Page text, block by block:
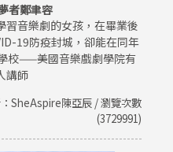
者鄭聿容
習音樂劇的女孩，在畢業後
19防疫封城，卻能在同年
校——美國音樂戲劇學院有
講師
SheAspire陳亞辰 / 瀏覽次數
(3729991)